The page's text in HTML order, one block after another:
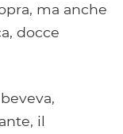
ma anche
docce
il